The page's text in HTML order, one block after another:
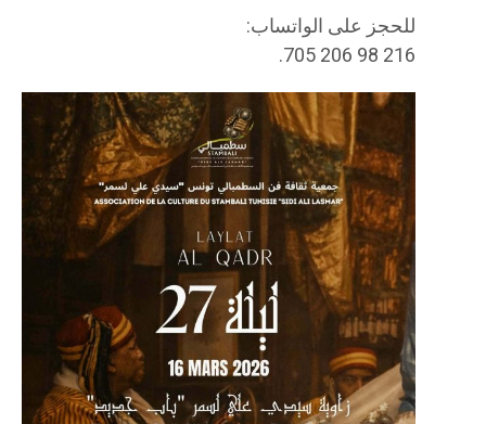
للحجز على الواتساب:
216 98 206 705.